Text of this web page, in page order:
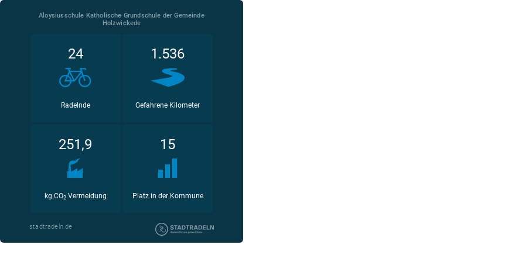
Aloysiusschule Katholische Grundschule der Gemeinde
Holzwickede
24
Radelnde
1.536
Gefahrene Kilometer
251,9
kg CO2Vermeidung
15
Platz in der Kommune
stadtradeln.de